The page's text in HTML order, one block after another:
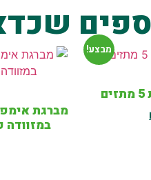
מבצע!
במזוודה כולל 2